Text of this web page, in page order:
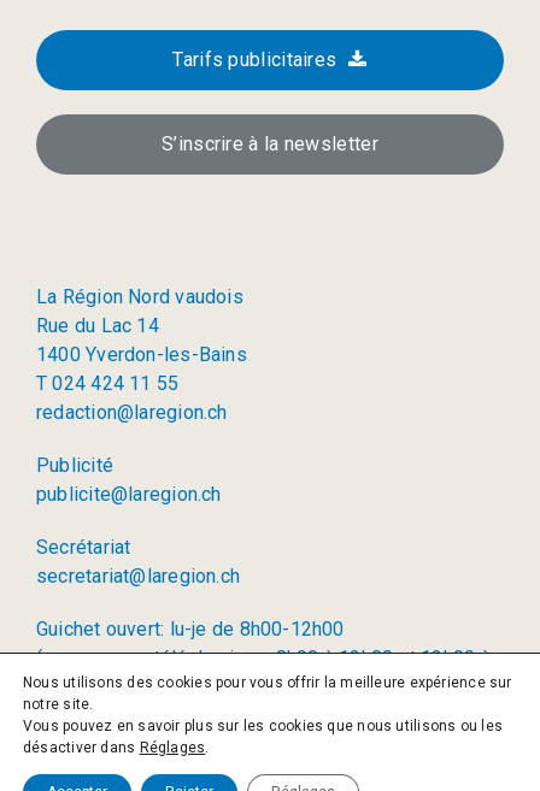
Tarifs publicitaires
S’inscrire à la newsletter
La Région Nord vaudois
Rue du Lac 14
1400 Yverdon-les-Bains
T 024 424 11 55
redaction@laregion.ch
Publicité
publicite@laregion.ch
Secrétariat
secretariat@laregion.ch
Guichet ouvert: lu-je de 8h00-12h00
(permanence téléphonique: 8h00 à 12h00 et 13h00 à
17h00)
© 2026 La Région SA
Politique de confidentialité
Nous utilisons des cookies pour vous offrir la meilleure expérience sur
notre site.
Vous pouvez en savoir plus sur les cookies que nous utilisons ou les
désactiver dans Réglages.